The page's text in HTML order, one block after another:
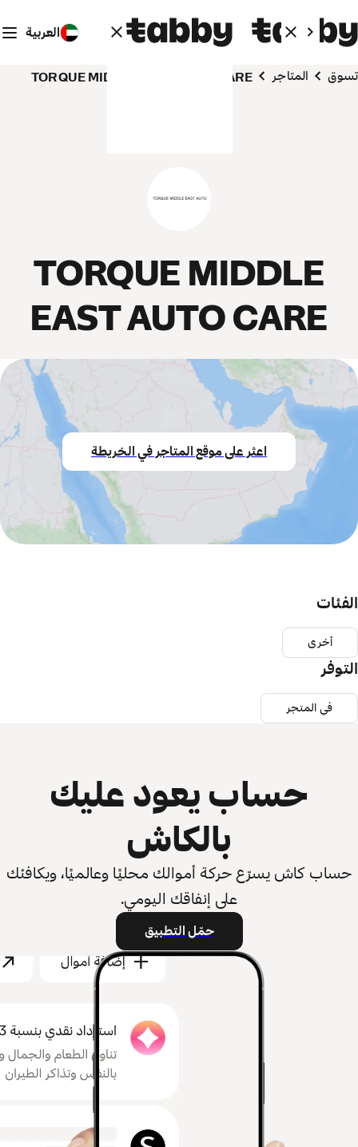
العربية
تسوق المتاجر TORQUE MIDDLE EAST AUTO CARE
TORQUE MIDDLE
EAST AUTO CARE
اعثر على موقع المتاجر في الخريطة
الفئات
أخرى
التوفر
في المتجر
حساب يعود عليك
بالكاش
حساب كاش يسرّع حركة أموالك محليًا وعالميًا، ويكافئك
على إنفاقك اليومي.
حمّل التطبيق